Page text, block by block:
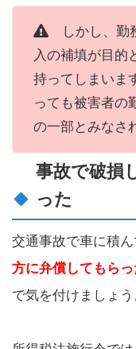
しかし、勤
入の補填が目的
持ってしまいま
っても被害者の
の一部とみなさ
事故で破損
った
交通事故で車に積
方に弁償してもら
で気を付けましょう